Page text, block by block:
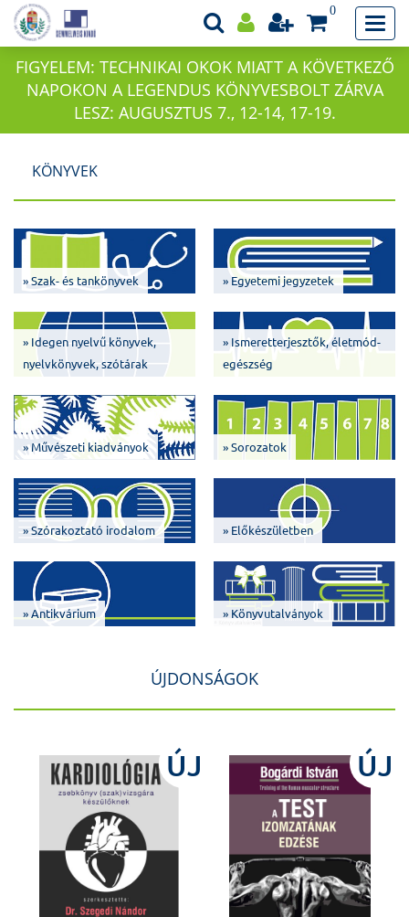
0
FIGYELEM: TECHNIKAI OKOK MIATT A KÖVETKEZŐ
NAPOKON A LEGENDUS KÖNYVESBOLT ZÁRVA
LESZ: AUGUSZTUS 7., 12-14, 17-19.
KÖNYVEK
» Szak- és tankönyvek » Egyetemi jegyzetek
» Idegen nyelvű könyvek,
nyelvkönyvek, szótárak
» Ismeretterjesztők, életmód-
egészség
» Művészeti kiadványok » Sorozatok
» Szórakoztató irodalom » Előkészületben
» Antikvárium » Könyvutalványok
ÚJDONSÁGOK
ÚJ ÚJ